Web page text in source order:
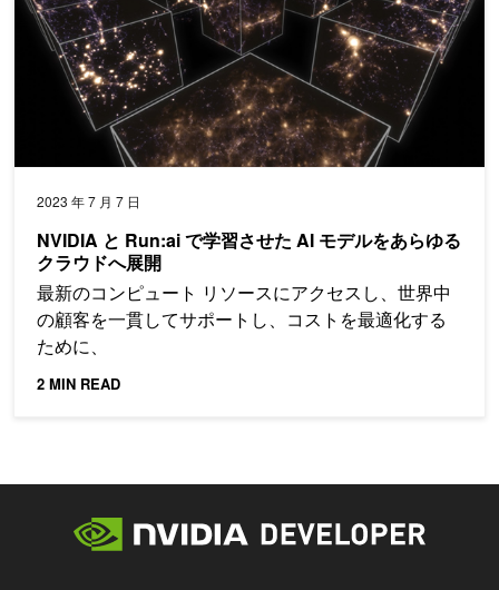
2023 年 7 月 7 日
NVIDIA と Run:ai で学習させた AI モデルをあらゆる
クラウドへ展開
最新のコンピュート リソースにアクセスし、世界中
の顧客を一貫してサポートし、コストを最適化する
ために、
2 MIN READ